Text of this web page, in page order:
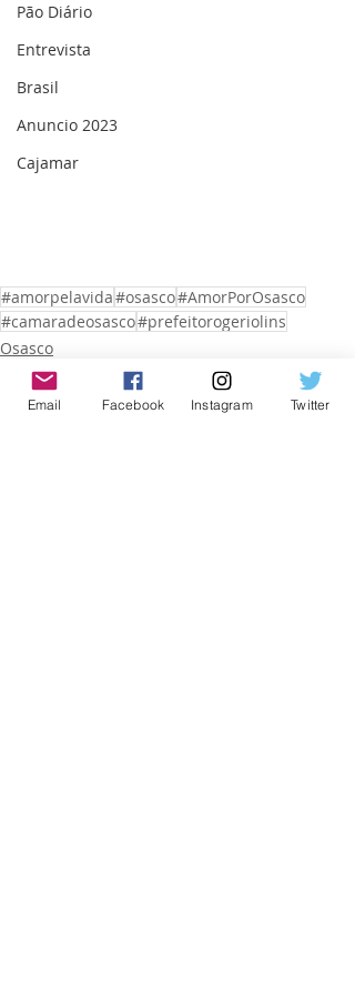
Pão Diário
Entrevista
Brasil
Anuncio 2023
Cajamar
#amorpelavida#osasco#AmorPorOsasco
#camaradeosasco#prefeitorogeriolins
Osasco
Email Facebook Instagram Twitter